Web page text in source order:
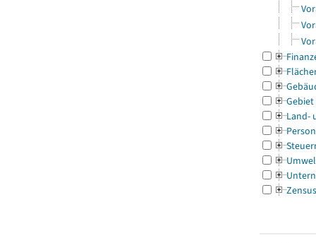
Gebiet
Land-
Zensus